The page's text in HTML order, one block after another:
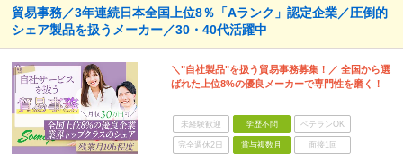
貿易事務／3年連続日本全国上位8％「Aランク」認定企業／圧倒的
シェア製品を扱うメーカー／30・40代活躍中
＼"自社製品"を扱う貿易事務募集！／ 全国から選
ばれた上位8%の優良メーカーで専門性を磨く！
未経験歓迎 学歴不問 ベテランOK
完全週休2日 賞与複数月 面接1回